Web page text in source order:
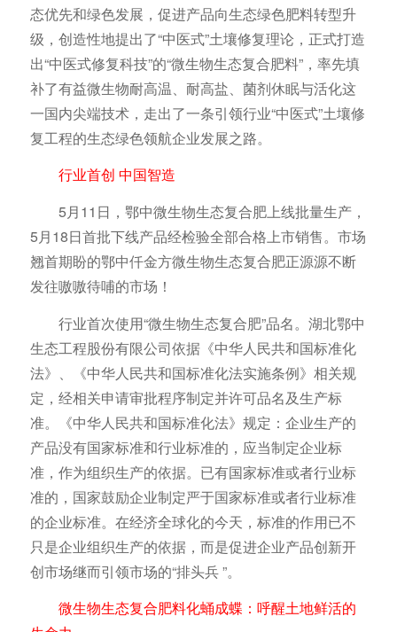
态优先和绿色发展，促进产品向生态绿色肥料转型升
级，创造性地提出了“中医式”土壤修复理论，正式打造
出“中医式修复科技”的“微生物生态复合肥料”，率先填
补了有益微生物耐高温、耐高盐、菌剂休眠与活化这
一国内尖端技术，走出了一条引领行业“中医式”土壤修
复工程的生态绿色领航企业发展之路。
行业首创 中国智造
5月11日，鄂中微生物生态复合肥上线批量生产，
5月18日首批下线产品经检验全部合格上市销售。市场
翘首期盼的鄂中仟金方微生物生态复合肥正源源不断
发往嗷嗷待哺的市场！
行业首次使用“微生物生态复合肥”品名。湖北鄂中
生态工程股份有限公司依据《中华人民共和国标准化
法》、《中华人民共和国标准化法实施条例》相关规
定，经相关申请审批程序制定并许可品名及生产标
准。《中华人民共和国标准化法》规定：企业生产的
产品没有国家标准和行业标准的，应当制定企业标
准，作为组织生产的依据。已有国家标准或者行业标
准的，国家鼓励企业制定严于国家标准或者行业标准
的企业标准。在经济全球化的今天，标准的作用已不
只是企业组织生产的依据，而是促进企业产品创新开
创市场继而引领市场的“排头兵 ”。
微生物生态复合肥料化蛹成蝶：呼醒土地鲜活的